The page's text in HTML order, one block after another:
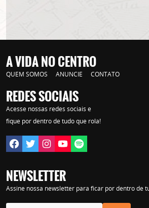
A VIDA NO CENTRO
QUEM SOMOS ANUNCIE CONTATO
REDES SOCIAIS
Acesse nossas redes sociais e
fique por dentro de tudo que rola!
NEWSLETTER
Assine nossa newsletter para ficar por dentro de
Lorem ipsum dolor sit amet,
labore quia nobis nihil tempora